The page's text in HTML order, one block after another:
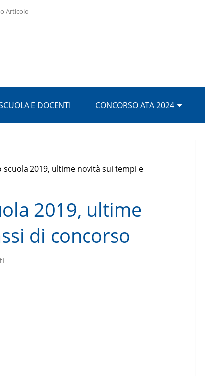
Articolo
E DOCENTI CONCORSO ATA 2024
scuola 2019, ultime novità sui tempi e
2019, ultime
di concorso